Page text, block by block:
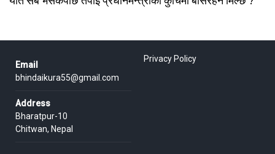
Email
bhindaikura55@gmail.com
Address
Bharatpur-10
Chitwan, Nepal
Privacy Policy